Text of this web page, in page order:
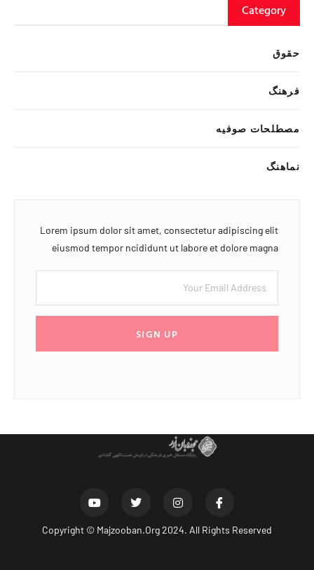
Category
حقوق
فرهنگ
مصطلحات صوفیه
نماهنگ
Lorem ipsum dolor sit amet, consectetur adipiscing elit
eiusmod tempor ncididunt ut labore et dolore magna
SIGN UP
Copyright © Majzooban.Org2024. All Rights Reserved